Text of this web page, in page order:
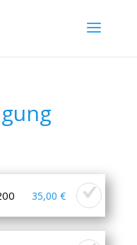
35,00 €